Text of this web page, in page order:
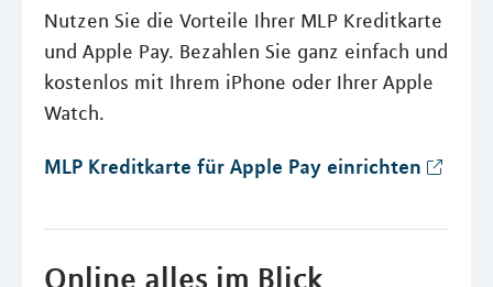
Nutzen Sie die Vorteile Ihrer MLP Kreditkarte
und Apple Pay. Bezahlen Sie ganz einfach und
kostenlos mit Ihrem iPhone oder Ihrer Apple
Watch.
MLP Kreditkarte für Apple Pay einrichten
Online alles im Blick